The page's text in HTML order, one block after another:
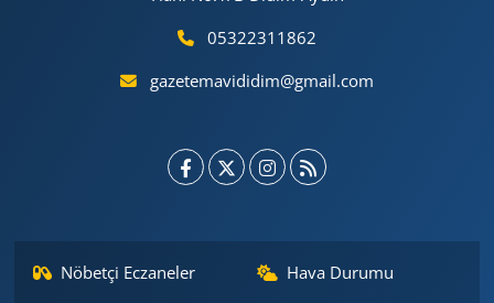
05322311862
gazetemavididim@gmail.com
Nöbetçi Eczaneler
Hava Durumu